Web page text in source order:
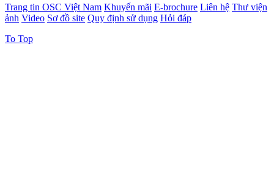
Trang tin OSC Việt Nam Khuyến mãi E-brochure Liên hệ Thư viện
ảnh Video Sơ đồ site Quy định sử dụng Hỏi đáp
To Top